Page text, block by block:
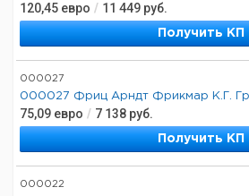
120,45 евро / 11 449 руб.
Получить КП
000027
000027 Фриц Арндт Фрикмар К.Г.
75,09 евро / 7 138 руб.
Получить КП
000022